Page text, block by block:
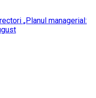
„Planul managerial: